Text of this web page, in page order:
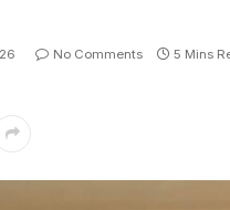
No Comments 5 Mins